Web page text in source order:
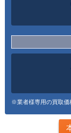
※業者様専用の買取価